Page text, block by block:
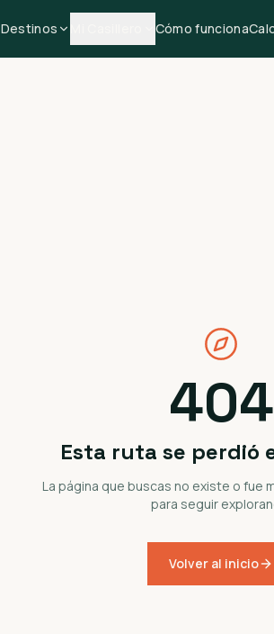
Destinos Cómo funciona
404
Esta ruta se perdió
La página que buscas no existe o fue
para seguir
Volver al inicio